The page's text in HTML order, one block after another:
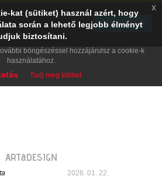
ART&DESIGN
2026. 01. 22.
kat (sütiket) használ azért, hogy
során a lehető legjobb élményt
biztosítani.
böngészéssel hozzájárulsz a cookie-k
használatához.
Tudj meg többet
x
Play
TELEPÍTÉS